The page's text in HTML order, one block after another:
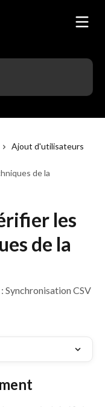
Ajout d'utilisateurs
de la
les
de la
Synchronisation CSV